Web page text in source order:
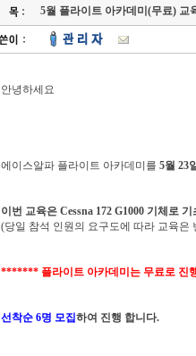
5월 플라이트 아카데미(무료) 교
안녕하세요
에이스알파 플라이트 아카데미를 5월 23
이번 교육은 Cessna 172 G1000 기체로
(당일 참석 인원의 요구도에 따라 교육은
******* 플라이트 아카데미는 무료로 진
선착순 6명 모집하여 진행 합니다.